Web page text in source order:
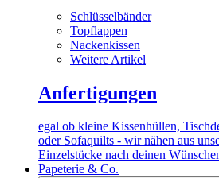
Schlüsselbänder
Topflappen
Nackenkissen
Weitere Artikel
Anfertigungen
egal ob kleine Kissenhüllen,
oder Sofaquilts - wir nähen aus
Einzelstücke nach deinen
Papeterie & Co.